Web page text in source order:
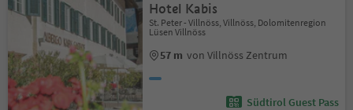
Hotel Kabis
St. Peter - Villnöss, Villnöss, Dolomitenregion
Lüsen Villnöss
57 m von Villnöss Zentrum
Südtirol Guest Pass